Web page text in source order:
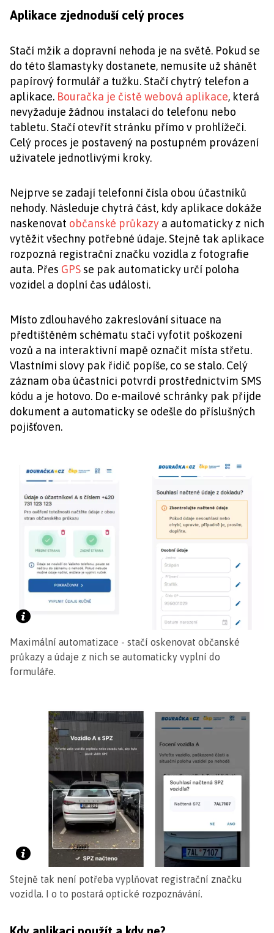
Aplikace zjednoduší celý proces
Stačí mžik a dopravní nehoda je na světě. Pokud se
do této šlamastyky dostanete, nemusíte už shánět
papírový formulář a tužku. Stačí chytrý telefon a
aplikace. Bouračka je čistě webová aplikace, která
nevyžaduje žádnou instalaci do telefonu nebo
tabletu. Stačí otevřít stránku přímo v prohlížeči.
Celý proces je postavený na postupném provázení
uživatele jednotlivými kroky.
Nejprve se zadají telefonní čísla obou účastníků
nehody. Následuje chytrá část, kdy aplikace dokáže
naskenovat občanské průkazy a automaticky z nich
vytěžit všechny potřebné údaje. Stejně tak aplikace
rozpozná registrační značku vozidla z fotografie
auta. Přes GPSse pak automaticky určí poloha
vozidel a doplní čas události.
Místo zdlouhavého zakreslování situace na
předtištěném schématu stačí vyfotit poškození
vozů a na interaktivní mapě označit místa střetu.
Vlastními slovy pak řidič popíše, co se stalo. Celý
záznam oba účastníci potvrdí prostřednictvím SMS
kódu a je hotovo. Do e-mailové schránky pak přijde
dokument a automaticky se odešle do příslušných
pojišťoven.
Maximální automatizace - stačí oskenovat občanské
průkazy a údaje z nich se automaticky vyplní do
formuláře.
Stejně tak není potřeba vyplňovat registrační značku
vozidla. I o to postará optické rozpoznávání.